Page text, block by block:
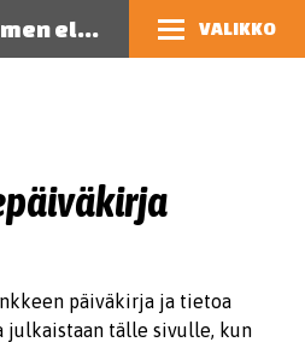
Kaakkois-Suomen eläinsuojeluyhdistys VALIKKO
päiväkirja ja tietoa
julkaistaan tälle sivulle, kun